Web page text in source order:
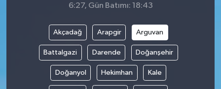
6:27, Gün Batımı: 18:43
Akçadağ Arapgir Arguvan
Battalgazi Darende Doğanşehir
Doğanyol Hekimhan Kale